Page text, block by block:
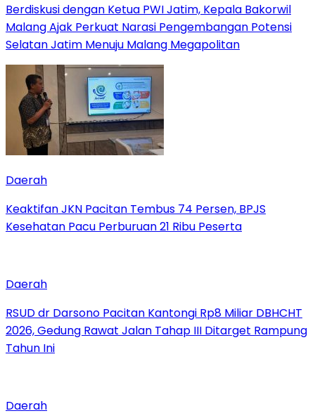
Berdiskusi dengan Ketua PWI Jatim, Kepala Bakorwil
Malang Ajak Perkuat Narasi Pengembangan Potensi
Selatan Jatim Menuju Malang Megapolitan
Daerah
Keaktifan JKN Pacitan Tembus 74 Persen, BPJS
Kesehatan Pacu Perburuan 21 Ribu Peserta
Daerah
RSUD dr Darsono Pacitan Kantongi Rp8 Miliar DBHCHT
2026, Gedung Rawat Jalan Tahap III Ditarget Rampung
Tahun Ini
Daerah